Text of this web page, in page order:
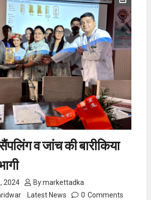
व जांच की बारीकिया
2024 By:markettadka
Latest News 0 Comments